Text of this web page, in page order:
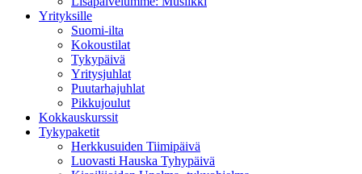
Yrityksille
Suomi-ilta
Kokoustilat
Tykypäivä
Yritysjuhlat
Puutarhajuhlat
Pikkujoulut
Kokkauskurssit
Tykypaketit
Herkkusuiden Tiimipäivä
Luovasti Hauska Tyhypäivä